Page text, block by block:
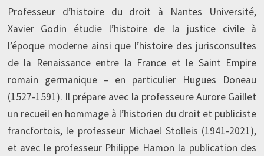
Professeur d’histoire du droit à Nantes Université,
Xavier Godin étudie l’histoire de la justice civile à
l’époque moderne ainsi que l’histoire des jurisconsultes
de la Renaissance entre la France et le Saint Empire
romain germanique – en particulier Hugues Doneau
(1527-1591). Il prépare avec la professeure Aurore Gaillet
un recueil en hommage à l’historien du droit et publiciste
francfortois, le professeur Michael Stolleis (1941-2021),
et avec le professeur Philippe Hamon la publication des